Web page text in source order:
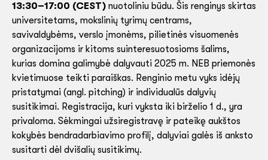
13:30–17:00 (CEST) nuotoliniu būdu. Šis renginys skirtas
universitetams, mokslinių tyrimų centrams,
savivaldybėms, verslo įmonėms, pilietinės visuomenės
organizacijoms ir kitoms suinteresuotosioms šalims,
kurias domina galimybė dalyvauti 2025 m. NEB priemonės
kvietimuose teikti paraiškas. Renginio metu vyks idėjų
pristatymai (angl. pitching) ir individualūs dalyvių
susitikimai. Registracija, kuri vyksta iki birželio 1 d., yra
privaloma. Sėkmingai užsiregistravę ir pateikę aukštos
kokybės bendradarbiavimo profilį, dalyviai galės iš anksto
susitarti dėl dvišalių susitikimų.